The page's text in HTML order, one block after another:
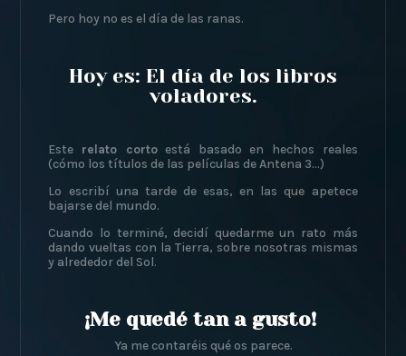
Pero hoy no es el día de las ranas.
Hoy es: El día de los libros
voladores.
Este relato cortoestá basado en hechos reales
(cómo los títulos de las películas de Antena 3…)
Lo escribí una tarde de esas, en las que apetece
bajarse del mundo.
Cuando lo terminé, decidí quedarme un rato más
dando vueltas con la Tierra, sobre nosotras mismas
y alrededor del Sol.
¡Me quedé tan a gusto!
Ya me contaréis qué os parece.